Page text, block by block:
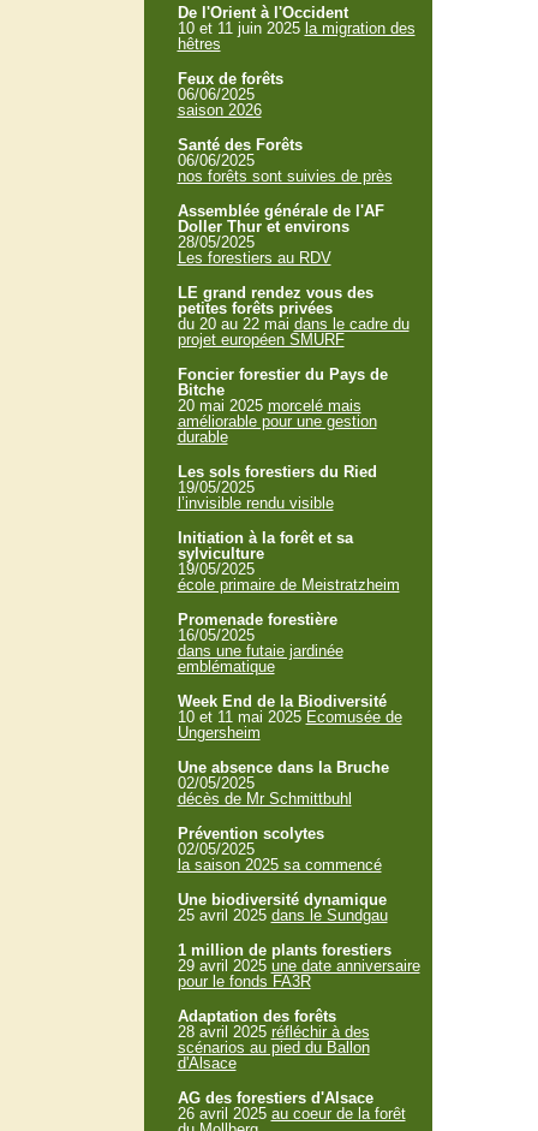
De l'Orient à l'Occident
10 et 11 juin 2025 la migration des
hêtres
Feux de forêts
06/06/2025
saison 2026
Santé des Forêts
06/06/2025
nos forêts sont suivies de près
Assemblée générale de l'AF
Doller Thur et environs
28/05/2025
Les forestiers au RDV
LE grand rendez vous des
petites forêts privées
du 20 au 22 mai dans le cadre du
projet européen SMURF
Foncier forestier du Pays de
Bitche
20 mai 2025 morcelé mais
améliorable pour une gestion
durable
Les sols forestiers du Ried
19/05/2025
l’invisible rendu visible
Initiation à la forêt et sa
sylviculture
19/05/2025
école primaire de Meistratzheim
Promenade forestière
16/05/2025
dans une futaie jardinée
emblématique
Week End de la Biodiversité
10 et 11 mai 2025 Ecomusée de
Ungersheim
Une absence dans la Bruche
02/05/2025
décès de Mr Schmittbuhl
Prévention scolytes
02/05/2025
la saison 2025 sa commencé
Une biodiversité dynamique
25 avril 2025 dans le Sundgau
1 million de plants forestiers
29 avril 2025 une date anniversaire
pour le fonds FA3R
Adaptation des forêts
28 avril 2025 réfléchir à des
scénarios au pied du Ballon
d'Alsace
AG des forestiers d'Alsace
26 avril 2025 au coeur de la forêt